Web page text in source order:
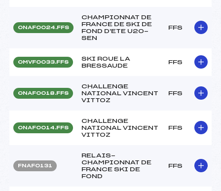
ONAF0024.FFS
CHAMPIONNAT DE
FRANCE DE SKI DE
FOND D'ETE U20-
SEN
FFS
OMVF0033.FFS
SKI ROUE LA
BRESSAUDE
FFS
ONAF0018.FFS
CHALLENGE
NATIONAL VINCENT
VITTOZ
FFS
ONAF0014.FFS
CHALLENGE
NATIONAL VINCENT
VITTOZ
FFS
FNAF0131
RELAIS-
CHAMPIONNAT DE
FRANCE SKI DE
FOND
FFS